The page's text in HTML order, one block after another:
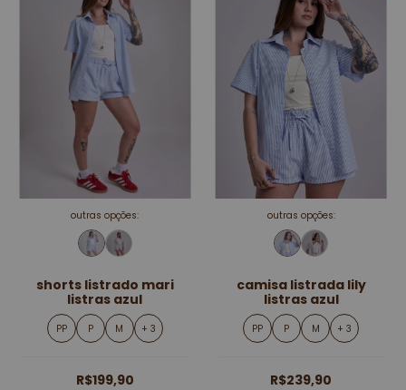
outras opções:
shorts listrado mari
listras azul
PP P M + 3
R$199,90
outras opções:
camisa listrada lily
listras azul
PP P M + 3
R$239,90